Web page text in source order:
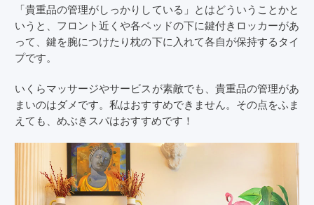
「貴重品の管理がしっかりしている」とはどういうことかと
いうと、フロント近くや各ベッドの下に鍵付きロッカーがあ
って、鍵を腕につけたり枕の下に入れて各自が保持するタイ
プです。
いくらマッサージやサービスが素敵でも、貴重品の管理があ
まいのはダメです。私はおすすめできません。その点をふま
えても、めぶきスパはおすすめです！